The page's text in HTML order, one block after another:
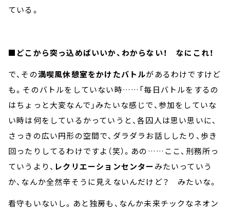
ている。
■どこから突っ込めばいいか、わからない！ なにこれ！
で、その満喫風休憩室をかけたバトルがあるわけですけど
も。そのバトルをしていない時……「毎日バトルをするの
はちょっと大変なんで」みたいな感じで、参加をしていな
い時は何をしているかっていうと、各囚人は思い思いに、
さっきの広い円形の空間で、ダラダラお話ししたり、歩き
回ったりしてるわけですよ（笑）。あの……ここ、刑務所っ
ていうより、 レクリエーションセンターみたいっていう
か、なんか全然辛そうに見えないんだけど？ みたいな。
看守もいないし。あと独房も、なんか未来チックなネオン